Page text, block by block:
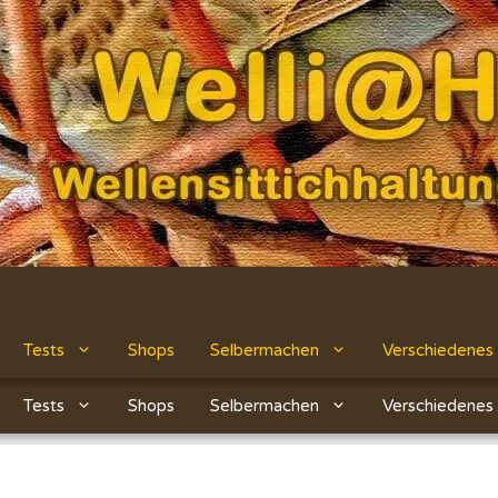
Tests Shops Selbermachen Verschiedenes
Tests Shops Selbermachen Verschiedenes